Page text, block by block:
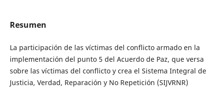
Resumen
La participación de las víctimas del conflicto armado en la
implementación del punto 5 del Acuerdo de Paz, que versa
sobre las víctimas del conflicto y crea el Sistema Integral de
Justicia, Verdad, Reparación y No Repetición (SIJVRNR)